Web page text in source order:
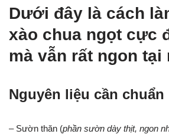
Dưới đây là cách
xào chua ngọt cực
mà vẫn rất ngon tại
Nguyên liệu cần chuẩn
– Sườn thăn (phần sườn dày thịt, ngon